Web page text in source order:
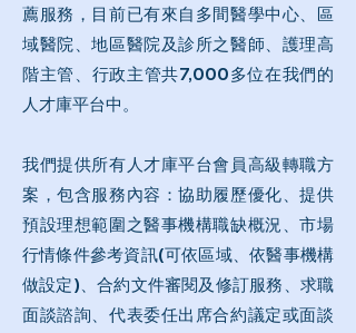
薦服務，目前已有來自多間醫學中心、區
域醫院、地區醫院及診所之醫師、護理高
階主管、行政主管共7,000多位在我們的
人才庫平台中。
我們提供所有人才庫平台會員高級轉職方
案，包含服務內容：協助履歷優化、提供
預設理想範圍之醫事機構職缺概況、市場
行情條件參考資訊(可依區域、依醫事機構
做設定)、合約文件審閱及修訂服務、求職
面談諮詢、代表委任出席合約議定或面談